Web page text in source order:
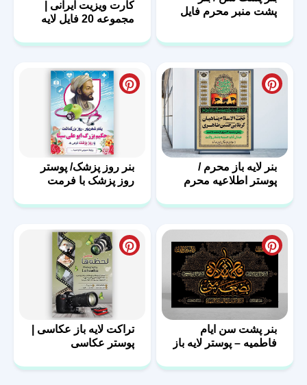
پشت منبر محرم فایل
کارت ویزیت ایرانی |
مجموعه 20 فایل لایه
بنر لایه باز محرم /
پوستر اطلاعیه محرم
بنر روز پزشک/ پوستر
روز پزشک با فرمت
بنر پشت سن ایام
فاطمیه – پوستر لایه باز
تراکت لایه باز عکاسی |
پوستر عکاسی